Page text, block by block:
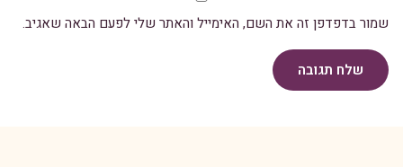
שמור בדפדפן זה את השם, האימייל והאתר שלי לפעם הבאה שאגיב.
שלח תגובה